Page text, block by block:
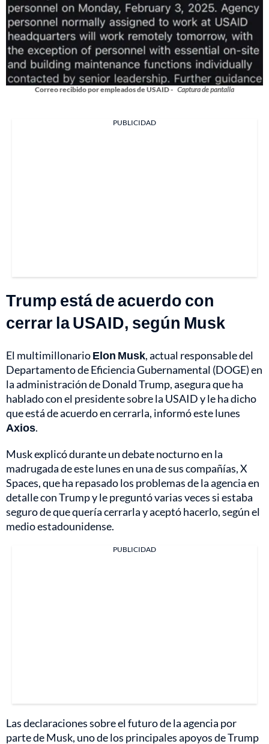
Correo recibido por empleados de USAID - Captura de pantalla
PUBLICIDAD
Trump está de acuerdo con
cerrar la USAID, según Musk
El multimillonarioElon Musk, actual responsable del
Departamento de Eficiencia Gubernamental (DOGE) en
la administración de Donald Trump, asegura que ha
hablado con el presidente sobre la USAID y le ha dicho
que está de acuerdo en cerrarla, informó este lunes
Axios.
Musk explicó durante un debate nocturno en la
madrugada de este lunes en una de sus compañías, X
Spaces, que ha repasado los problemas de la agencia en
detalle con Trump y le preguntó varias veces si estaba
seguro de que quería cerrarla y aceptó hacerlo, según el
medio estadounidense.
PUBLICIDAD
Las declaraciones sobre el futuro de la agencia por
parte de Musk, uno de los principales apoyos de Trump